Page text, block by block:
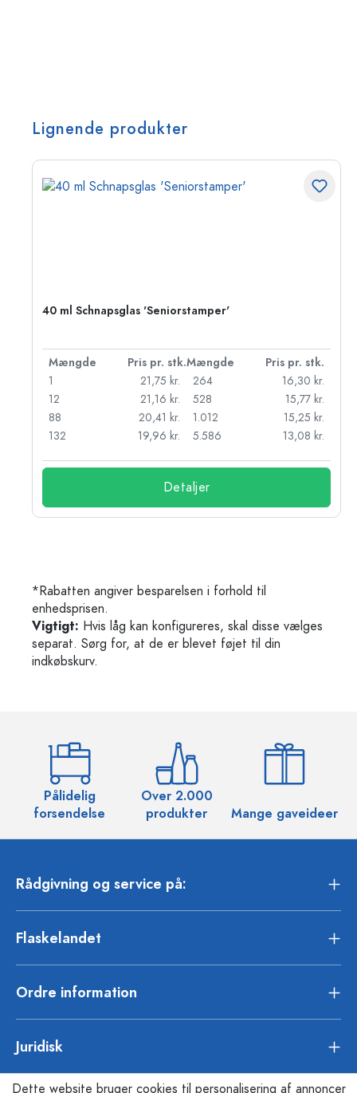
Lignende produkter
40 ml Schnapsglas 'Seniorstamper'
Mængde Pris pr. stk.Mængde
Pris pr. stk.
1
21,75 kr.
12
21,16 kr.
88
20,41 kr.
132
19,96 kr.
264
16,30 kr.
528
15,77 kr.
1.012
15,25 kr.
5.586
13,08 kr.
Detaljer
*Rabatten angiver besparelsen i forhold til
enhedsprisen.
Vigtigt: Hvis låg kan konfigureres, skal disse vælges
separat. Sørg for, at de er blevet føjet til din
indkøbskurv.
Pålidelig
forsendelse
Over 2.000
produkter
Mange gaveideer
Rådgivning og service på:
Flaskelandet
Ordre information
Juridisk
Dette website bruger cookies til personalisering af annoncer